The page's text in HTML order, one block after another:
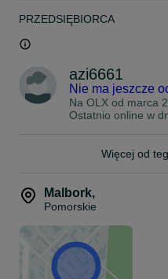
PRZEDSIĘBIORCA
azi6661
Nie ma jeszcze
Na OLX od marca
Ostatnio online w
Więcej od
Malbork,
Pomorskie